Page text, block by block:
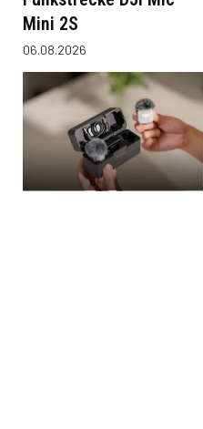
Mini 2S
06.08.2026